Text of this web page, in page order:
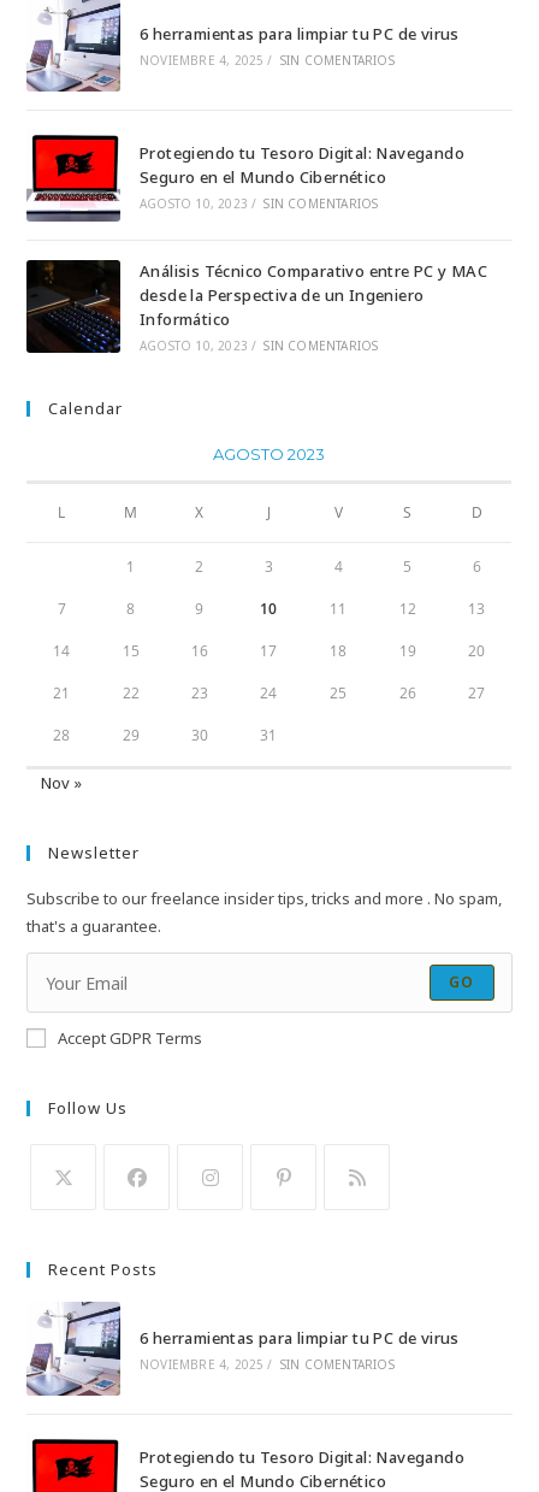
una
nueva
pestaña
una
nueva
pestaña
6 herramientas para limpiar tu PC de virus
NOVIEMBRE 4, 2025 / SIN COMENTARIOS
Protegiendo tu Tesoro Digital: Navegando
Seguro en el Mundo Cibernético
AGOSTO 10, 2023 / SIN COMENTARIOS
Análisis Técnico Comparativo entre PC y MAC
desde la Perspectiva de un Ingeniero
Informático
AGOSTO 10, 2023 / SIN COMENTARIOS
Calendar
AGOSTO 2023
L M X J V S D
1 2 3 4 5 6
7 8 9 10 11 12 13
14 15 16 17 18 19 20
21 22 23 24 25 26 27
28 29 30 31
Nov »
Newsletter
Subscribe to our freelance insider tips, tricks and more . No spam,
that's a guarantee.
GO
Accept GDPR Terms
Follow Us
en
una
nueva
pestaña
una
nueva
pestaña
nueva
pestaña
nueva
pestaña
nueva
pestaña
Recent Posts
6 herramientas para limpiar tu PC de virus
NOVIEMBRE 4, 2025 / SIN COMENTARIOS
Protegiendo tu Tesoro Digital: Navegando
Seguro en el Mundo Cibernético